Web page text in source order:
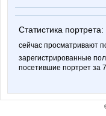
Статистика портрета:
сейчас просматривают
зарегистрированные
посетившие портрет за